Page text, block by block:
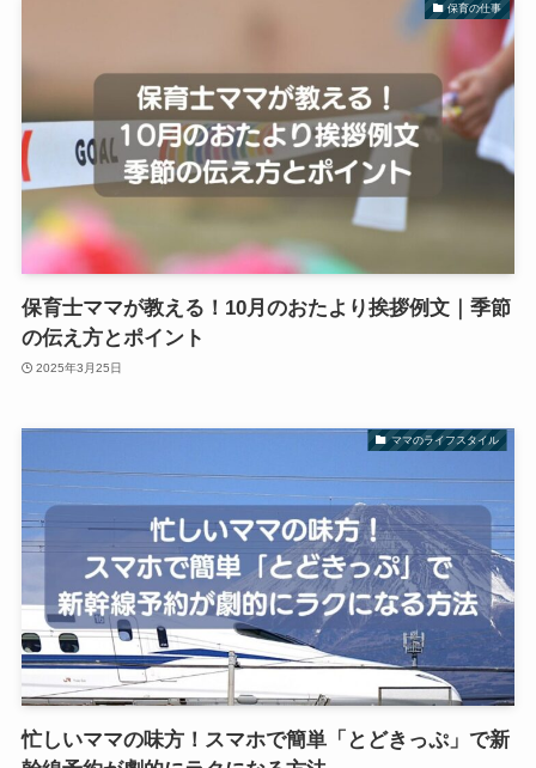
保育の仕事
保育士ママが教える！10月のおたより挨拶例文｜季節
の伝え方とポイント
2025年3月25日
ママのライフスタイル
忙しいママの味方！スマホで簡単「とどきっぷ」で新